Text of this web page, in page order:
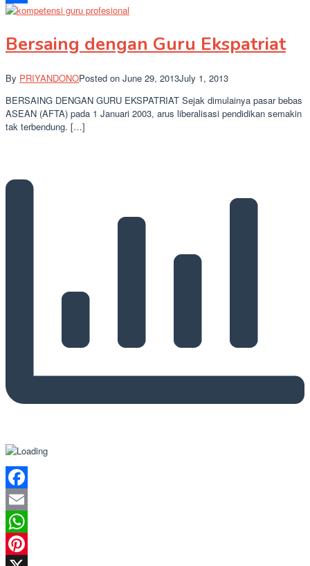
Share
Bersaing dengan Guru Ekspatriat
By PRIYANDONOPosted on June 29, 2013July 1, 2013
BERSAING DENGAN GURU EKSPATRIAT Sejak dimulainya pasar bebas
ASEAN (AFTA) pada 1 Januari 2003, arus liberalisasi pendidikan semakin
tak terbendung. […]
Facebook
Email
WhatsApp